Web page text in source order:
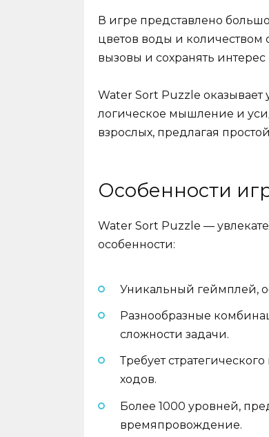
В игре представлено
цветов воды и количеством
вызовы и сохранять
Water Sort Puzzle
логическое мышление и
взрослых, предлагая
Особенности
Water Sort Puzzle —
особенности:
Уникальный геймплей,
Разнообразные
сложности задачи.
Требует
ходов.
Более 1000 уровней,
времяпровождение.